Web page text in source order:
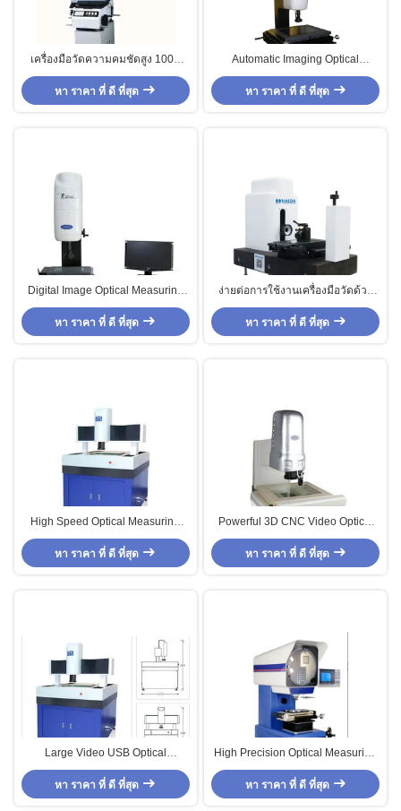
เครื่องมือวัดความคมชัดสูง 100X
ด้วยจอแสดงผลดิจิตอลแบบมัลติฟัง
ก์ชั่น
หา ราคา ที่ ดี ที่สุด
Automatic Imaging Optical
Measuring Instruments For Plastic
And Industrial
หา ราคา ที่ ดี ที่สุด
Digital Image Optical Measuring
Instruments To 2D Coordinate
Measurement
หา ราคา ที่ ดี ที่สุด
ง่ายต่อการใช้งานเครื่องมือวัดด้วย
แสง 3 มิติด้วยการทดสอบการสแกน
หา ราคา ที่ ดี ที่สุด
High Speed Optical Measuring
Instruments Powerful 2.5D With
Software 4.1 Version
หา ราคา ที่ ดี ที่สุด
Powerful 3D CNC Video Optical
Measurement Equipment With
0.7-4.5X Zoom Lens
หา ราคา ที่ ดี ที่สุด
Large Video USB Optical
Measuring Instruments With 3-
Axis CNC Driven Motor
หา ราคา ที่ ดี ที่สุด
High Precision Optical Measuring
Instruments DP100 , Digittal
Profile Projector
หา ราคา ที่ ดี ที่สุด